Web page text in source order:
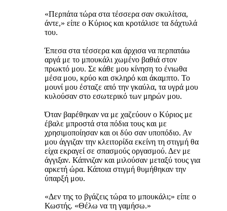
«Περπάτα τώρα στα τέσσερα σαν σκυλίτσα,
άντε,» είπε ο Κύριος και κροτάλισε τα δάχτυλά
του.
Έπεσα στα τέσσερα και άρχισα να περπατάω
αργά με το μπουκάλι χωμένο βαθιά στον
πρωκτό μου. Σε κάθε μου κίνηση το ένιωθα
μέσα μου, κρύο και σκληρό και άκαμπτο. Το
μουνί μου έσταζε από την γκαύλα, τα υγρά μου
κυλούσαν στο εσωτερικό των μηρών μου.
Όταν βαρέθηκαν να με χαζεύουν ο Κύριος με
έβαλε μπροστά στα πόδια τους και με
χρησιμοποίησαν και οι δύο σαν υποπόδιο. Αν
μου άγγιζαν την κλειτορίδα εκείνη τη στιγμή θα
είχα εκραγεί σε σπασμούς οργασμού. Δεν με
άγγιξαν. Κάπνιζαν και μιλούσαν μεταξύ τους για
αρκετή ώρα. Κάποια στιγμή θυμήθηκαν την
ύπαρξή μου.
«Δεν της το βγάζεις τώρα το μπουκάλι;» είπε ο
Κωστής. «Θέλω να τη γαμήσω.»